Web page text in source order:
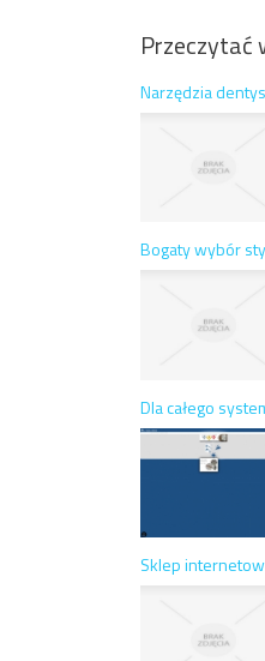
Przeczytać
Narzędzia
Bogaty wybór
Dla całego
Sklep